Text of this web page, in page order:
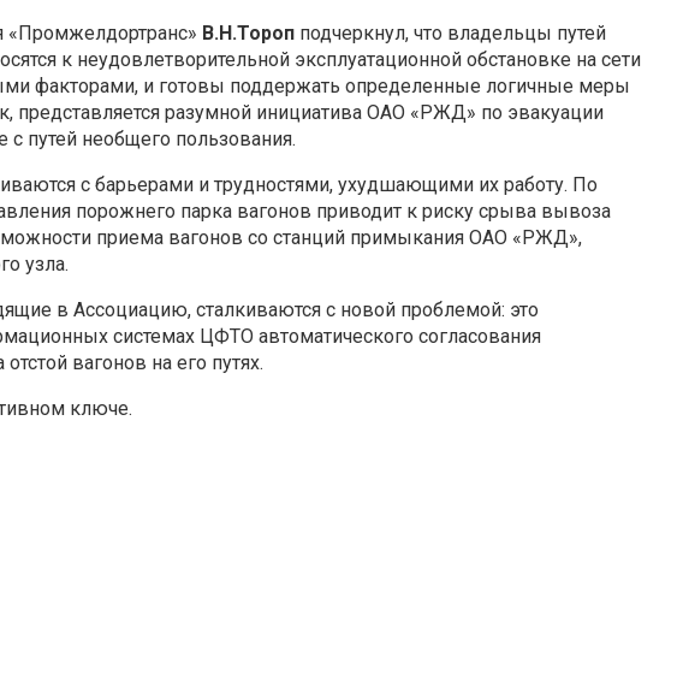
В.Н.Тороп подчеркнул, что владельцы путей
к неудовлетворительной эксплуатационной обстановке на сети
факторами, и готовы поддержать определенные логичные меры
представляется разумной инициатива ОАО «РЖД» по эвакуации
с путей необщего пользования.
с барьерами и трудностями, ухудшающими их работу. По
порожнего парка вагонов приводит к риску срыва вывоза
приема вагонов со станций примыкания ОАО «РЖД»,
узла.
в Ассоциацию, сталкиваются с новой проблемой: это
системах ЦФТО автоматического согласования
вагонов на его путях.
ключе.